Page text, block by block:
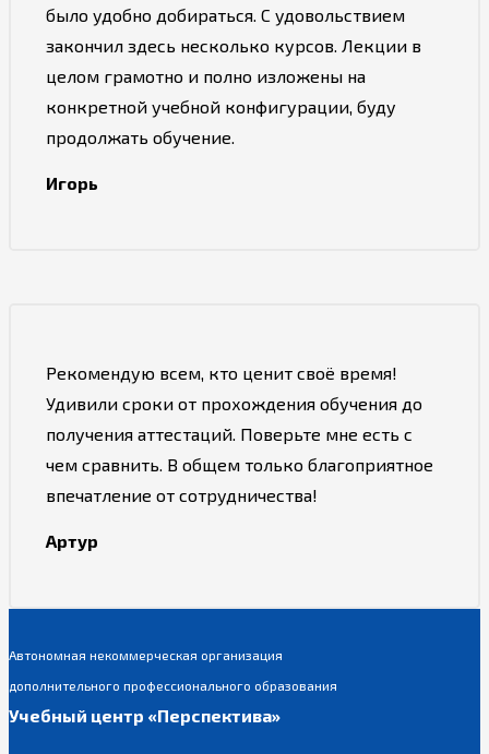
было удобно добираться. С удовольствием
закончил здесь несколько курсов. Лекции в
целом грамотно и полно изложены на
конкретной учебной конфигурации, буду
продолжать обучение.
Игорь
Рекомендую всем, кто ценит своё время!
Удивили сроки от прохождения обучения до
получения аттестаций. Поверьте мне есть с
чем сравнить. В общем только благоприятное
впечатление от сотрудничества!
Артур
Автономная некоммерческая организация
дополнительного профессионального образования
Учебный центр «Перспектива»